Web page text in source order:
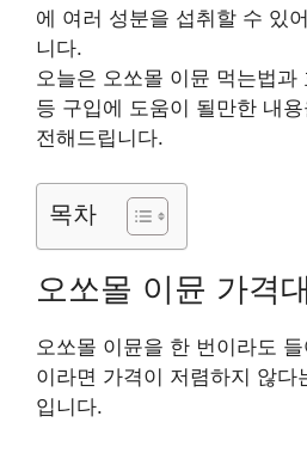
에 여러 성분을 섭취할 수 있
니다.
오늘은 오쏘몰 이뮨 먹는법과
등 구입에 도움이 될만한 내
전해드립니다.
목차
오쏘몰 이뮨 가격
오쏘몰 이뮨을 한 번이라도
이라면 가격이 저렴하지 않다
입니다.